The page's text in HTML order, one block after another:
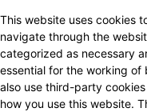
This website uses cookies
navigate through the
categorized as necessary
essential for the working of
also use third-party
how you use this website.